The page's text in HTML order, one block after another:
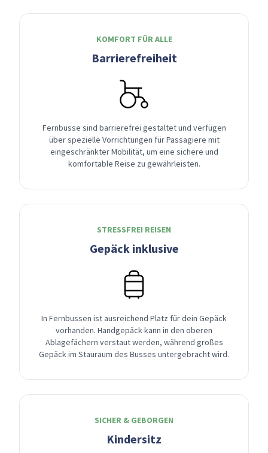
KOMFORT FÜR ALLE
Barrierefreiheit
Fernbusse sind barrierefrei gestaltet und verfügen
über spezielle Vorrichtungen für Passagiere mit
eingeschränkter Mobilität, um eine sichere und
komfortable Reise zu gewährleisten.
STRESSFREI REISEN
Gepäck inklusive
In Fernbussen ist ausreichend Platz für dein Gepäck
vorhanden. Handgepäck kann in den oberen
Ablagefächern verstaut werden, während großes
Gepäck im Stauraum des Busses untergebracht wird.
SICHER & GEBORGEN
Kindersitz